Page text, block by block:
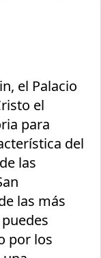
el Palacio
el
para
del
las
las más
por los